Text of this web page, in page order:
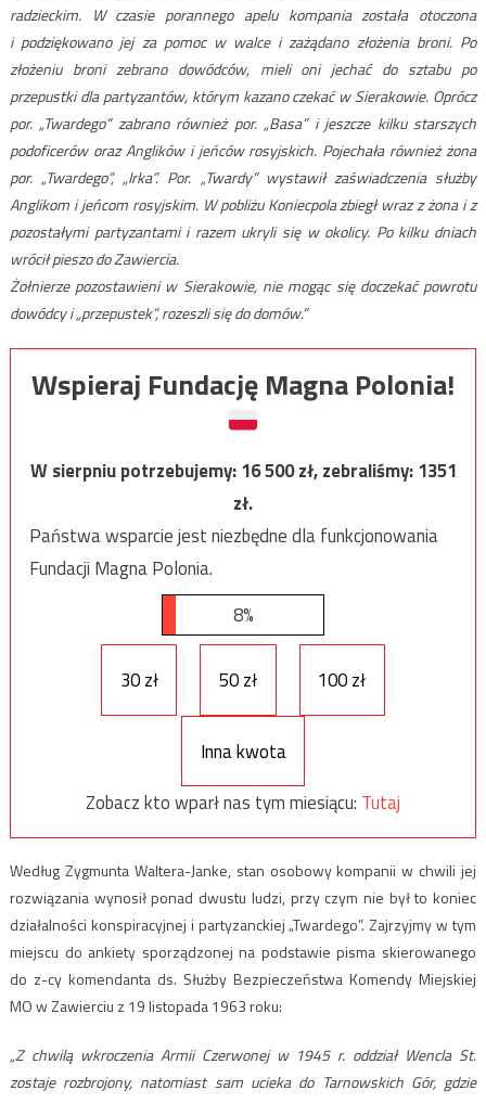
radzieckim. W czasie porannego apelu kompania została otoczona
i podziękowano jej za pomoc w walce i zażądano złożenia broni. Po
złożeniu broni zebrano dowódców, mieli oni jechać do sztabu po
przepustki dla partyzantów, którym kazano czekać w Sierakowie. Oprócz
por. „Twardego” zabrano również por. „Basa” i jeszcze kilku starszych
podoficerów oraz Anglików i jeńców rosyjskich. Pojechała również żona
por. „Twardego”, „Irka”. Por. „Twardy” wystawił zaświadczenia służby
Anglikom i jeńcom rosyjskim. W pobliżu Koniecpola zbiegł wraz z żona i z
pozostałymi partyzantami i razem ukryli się w okolicy. Po kilku dniach
wrócił pieszo do Zawiercia.
Żołnierze pozostawieni w Sierakowie, nie mogąc się doczekać powrotu
dowódcy i „przepustek”, rozeszli się do domów.”
Wspieraj Fundację Magna Polonia!
W sierpniu potrzebujemy:16 500zł, zebraliśmy:1351
zł.
Państwa wsparcie jest niezbędne dla funkcjonowania
Fundacji Magna Polonia.
8%
30 zł 50 zł 100 zł
Inna kwota
Zobacz kto wparł nas tym miesiącu: Tutaj
Według Zygmunta Waltera-Janke, stan osobowy kompanii w chwili jej
rozwiązania wynosił ponad dwustu ludzi, przy czym nie był to koniec
działalności konspiracyjnej i partyzanckiej „Twardego”. Zajrzyjmy w tym
miejscu do ankiety sporządzonej na podstawie pisma skierowanego
do z-cy komendanta ds. Służby Bezpieczeństwa Komendy Miejskiej
MO w Zawierciu z 19 listopada 1963 roku:
„Z chwilą wkroczenia Armii Czerwonej w 1945 r. oddział Wencla St.
zostaje rozbrojony, natomiast sam ucieka do Tarnowskich Gór, gdzie